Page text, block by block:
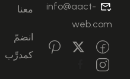
info@aact-
web.com
معنا
انضمّ
كمدرِّب